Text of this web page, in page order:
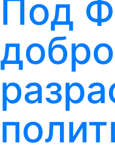
Под